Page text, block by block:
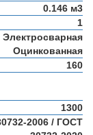
0.146 м3
1
Электросварная
Оцинкованная
160
1300
2006 / ГОСТ